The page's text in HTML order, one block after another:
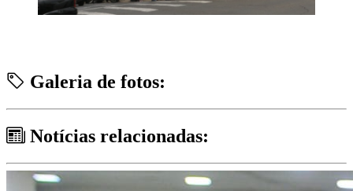
Galeria de fotos:
Notícias relacionadas: